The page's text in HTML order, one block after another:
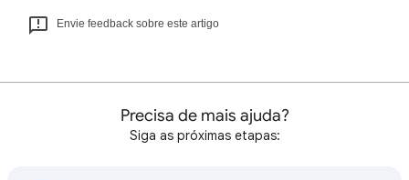
Envie feedback sobre este artigo
Precisa de mais ajuda?
Siga as próximas etapas: